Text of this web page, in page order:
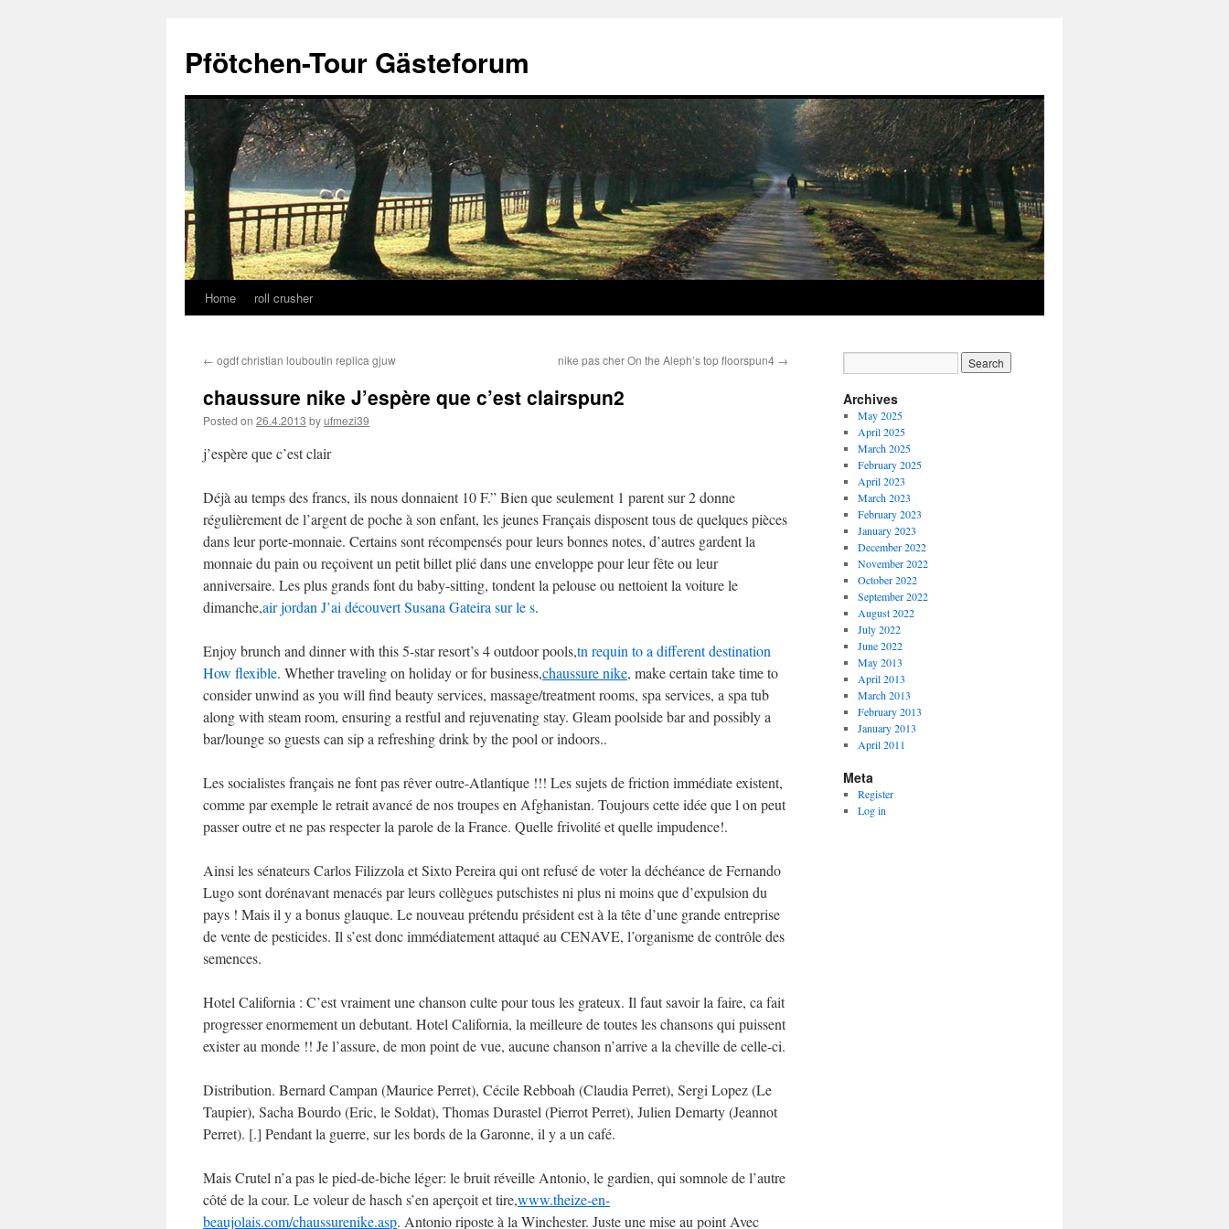
content
Pfötchen-Tour Gästeforum
Home roll crusher
← ogdf christian louboutin replica gjuw nike pas cher On the Aleph’s top floorspun4 →
chaussure nike J’espère que c’est clairspun2
Posted on 26.4.2013 byufmezi39
j’espère que c’est clair
Déjà au temps des francs, ils nous donnaient 10 F.” Bien que seulement 1 parent sur 2 donne
régulièrement de l’argent de poche à son enfant, les jeunes Français disposent tous de quelques pièces
dans leur porte-monnaie. Certains sont récompensés pour leurs bonnes notes, d’autres gardent la
monnaie du pain ou reçoivent un petit billet plié dans une enveloppe pour leur fête ou leur
anniversaire. Les plus grands font du baby-sitting, tondent la pelouse ou nettoient la voiture le
dimanche,air jordan J’ai découvert Susana Gateira sur le s.
Enjoy brunch and dinner with this 5-star resort’s 4 outdoor pools,tn requin to a different destination
How flexible. Whether traveling on holiday or for business,chaussure nike, make certain take time to
consider unwind as you will find beauty services, massage/treatment rooms, spa services, a spa tub
along with steam room, ensuring a restful and rejuvenating stay. Gleam poolside bar and possibly a
bar/lounge so guests can sip a refreshing drink by the pool or indoors..
Les socialistes français ne font pas rêver outre-Atlantique !!! Les sujets de friction immédiate existent,
comme par exemple le retrait avancé de nos troupes en Afghanistan. Toujours cette idée que l on peut
passer outre et ne pas respecter la parole de la France. Quelle frivolité et quelle impudence!.
Ainsi les sénateurs Carlos Filizzola et Sixto Pereira qui ont refusé de voter la déchéance de Fernando
Lugo sont dorénavant menacés par leurs collègues putschistes ni plus ni moins que d’expulsion du
pays ! Mais il y a bonus glauque. Le nouveau prétendu président est à la tête d’une grande entreprise
de vente de pesticides. Il s’est donc immédiatement attaqué au CENAVE, l’organisme de contrôle des
semences.
Hotel California : C’est vraiment une chanson culte pour tous les grateux. Il faut savoir la faire, ca fait
progresser enormement un debutant. Hotel California, la meilleure de toutes les chansons qui puissent
exister au monde !! Je l’assure, de mon point de vue, aucune chanson n’arrive a la cheville de celle-ci.
Distribution. Bernard Campan (Maurice Perret), Cécile Rebboah (Claudia Perret), Sergi Lopez (Le
Taupier), Sacha Bourdo (Eric, le Soldat), Thomas Durastel (Pierrot Perret), Julien Demarty (Jeannot
Perret). [.] Pendant la guerre, sur les bords de la Garonne, il y a un café.
Mais Crutel n’a pas le pied-de-biche léger: le bruit réveille Antonio, le gardien, qui somnole de l’autre
côté de la cour. Le voleur de hasch s’en aperçoit et tire,www.theize-en-
beaujolais.com/chaussurenike.asp. Antonio riposte à la Winchester. Juste une mise au point Avec
Archives
May 2025
April 2025
March 2025
February 2025
April 2023
March 2023
February 2023
January 2023
December 2022
November 2022
October 2022
September 2022
August 2022
July 2022
June 2022
May 2013
April 2013
March 2013
February 2013
January 2013
April 2011
Meta
Register
Log in